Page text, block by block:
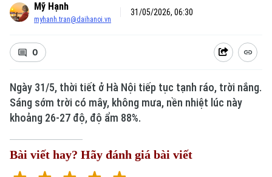
Mỹ Hạnh
myhanh.tran@daihanoi.vn
31/05/2026, 06:30
0
Ngày 31/5, thời tiết ở Hà Nội tiếp tục tạnh ráo, trời nắng.
Sáng sớm trời có mây, không mưa, nền nhiệt lúc này
khoảng 26-27 độ, độ ẩm 88%.
Bài viết hay? Hãy đánh giá bài viết